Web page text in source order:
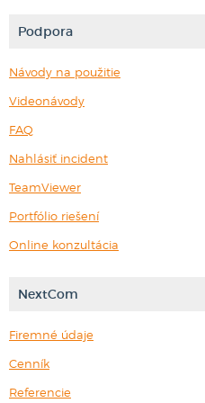
Podpora
Návody na použitie
Videonávody
FAQ
Nahlásiť incident
TeamViewer
Portfólio riešení
Online konzultácia
NextCom
Firemné údaje
Cenník
Referencie